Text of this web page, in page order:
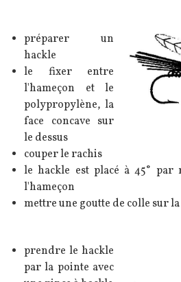
Image
Textepréparer un
hackle
le fixer entre
l'hameçon et le
polypropylène, la
face concave sur
le dessus
couper le rachis
le hackle est placé à 45°
l'hameçon
mettre une goutte de colle sur
Texteprendre le hackle
par la pointe avec